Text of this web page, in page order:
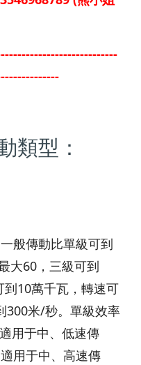
型：
般傳動比單級可到
大60，三級可到
10萬千瓦，轉速可
300米/秒。單級效率
用于中、低速傳
用于中、高速傳